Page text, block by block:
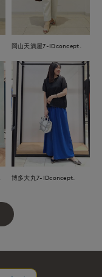
岡山天満屋7-IDconcept.
博多大丸7-IDconcept.